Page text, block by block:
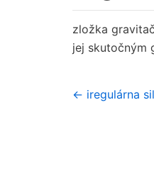
zložka
jej skutočným
← iregulárna